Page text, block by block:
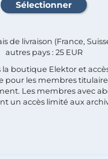
de livraison (France,
autres pays : 25 EUR
la boutique Elektor et
pour les membres
Les membres avec
un accès limité aux